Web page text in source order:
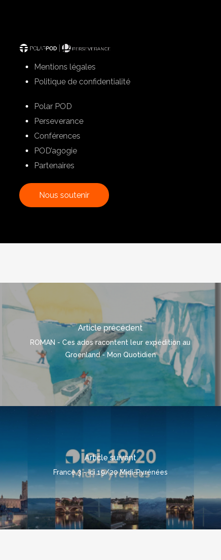
Mentions légales
Politique de confidentialité
Polar POD
Perseverance
Conférences
POD’agogie
Partenaires
Nous soutenir
Article précédent
ROMAN - Ces ados racontent leur expédition au
Groenland - Mon Quotidien
Article suivant
France 3 - Ici 19/20 Midi-Pyrénées